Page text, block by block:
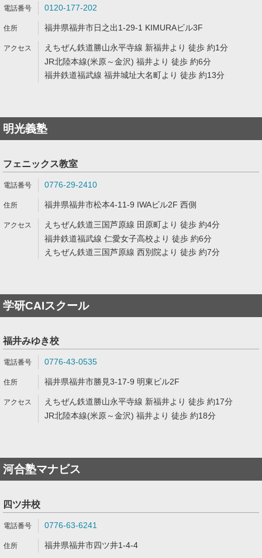
0120-177-202
福井県福井市日之出1-29-1 KIMURAビル3F
えちぜん鉄道勝山永平寺線 新福井より 徒歩 約1分
JR北陸本線(米原～金沢) 福井より 徒歩 約6分
福井鉄道福武線 福井城址大名町より 徒歩 約13分
明光義塾
フェニックス教室
0776-29-2410
福井県福井市松本4-11-9 IWAビル2F 西側
えちぜん鉄道三国芦原線 田原町より 徒歩 約4分
福井鉄道福武線 仁愛女子高校より 徒歩 約6分
えちぜん鉄道三国芦原線 西別院より 徒歩 約7分
学研CAIスクール
福井みゆき校
0776-43-0535
福井県福井市勝見3-17-9 明東ビル2F
えちぜん鉄道勝山永平寺線 新福井より 徒歩 約17分
JR北陸本線(米原～金沢) 福井より 徒歩 約18分
河合塾マナビス
四ツ井校
0776-63-6241
福井県福井市四ツ井1-4-4